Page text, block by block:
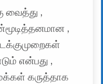
வைத்து ,
,
என்பது ,
கருத்தாக